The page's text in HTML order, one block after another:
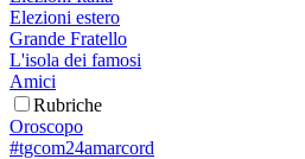
Elezioni estero
Grande Fratello
L'isola dei famosi
Amici
Rubriche
Oroscopo
#tgcom24amarcord